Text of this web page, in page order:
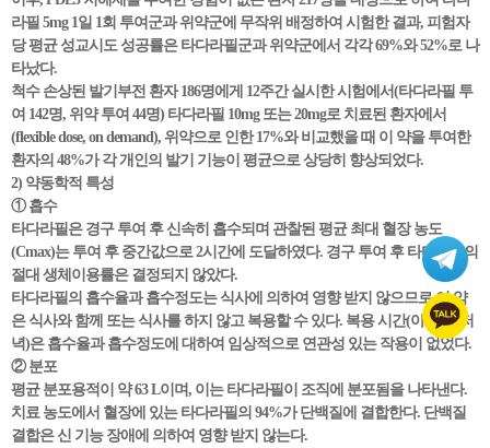
라필 5mg 1일 1회 투여군과 위약군에 무작위 배정하여 시험한 결과, 피험자
당 평균 성교시도 성공률은 타다라필군과 위약군에서 각각 69%와 52%로 나
타났다.
척수 손상된 발기부전 환자 186명에게 12주간 실시한 시험에서(타다라필 투
여 142명, 위약 투여 44명) 타다라필 10mg 또는 20mg로 치료된 환자에서
(flexible dose, on demand), 위약으로 인한 17%와 비교했을 때 이 약을 투여한
환자의 48%가 각 개인의 발기 기능이 평균으로 상당히 향상되었다.
2) 약동학적 특성
① 흡수
타다라필은 경구 투여 후 신속히 흡수되며 관찰된 평균 최대 혈장 농도
(Cmax)는 투여 후 중간값으로 2시간에 도달하였다. 경구 투여 후 타다라필의
절대 생체이용률은 결정되지 않았다.
타다라필의 흡수율과 흡수정도는 식사에 의하여 영향 받지 않으므로 이 약
은 식사와 함께 또는 식사를 하지 않고 복용할 수 있다. 복용 시간(아침 대 저
녁)은 흡수율과 흡수정도에 대하여 임상적으로 연관성 있는 작용이 없었다.
② 분포
평균 분포용적이 약 63 L이며, 이는 타다라필이 조직에 분포됨을 나타낸다.
치료 농도에서 혈장에 있는 타다라필의 94%가 단백질에 결합한다. 단백질
결합은 신 기능 장애에 의하여 영향 받지 않는다.